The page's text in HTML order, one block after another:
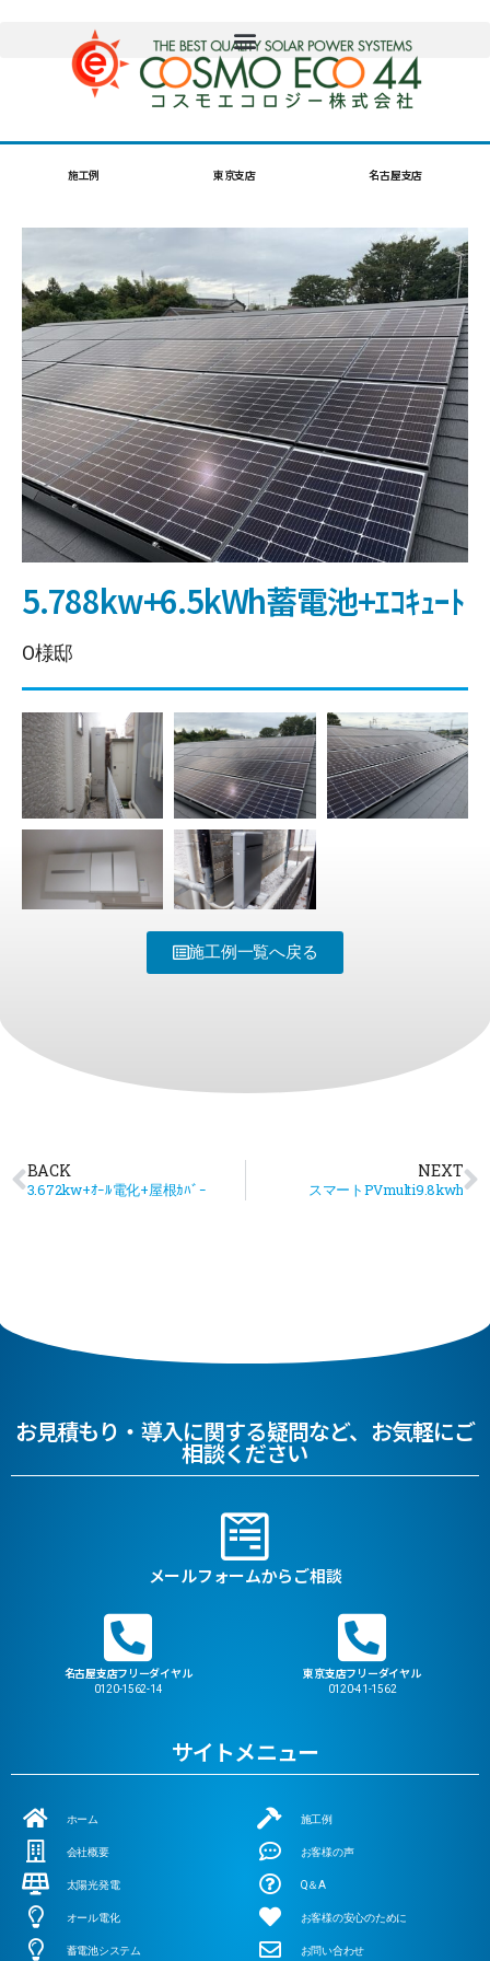
施工例 東京支店 名古屋支店
5.788kw+6.5kWh蓄電池+ｴｺｷｭｰﾄ
O様邸
施工例一覧へ戻る
BACK
3.672kw+ｵｰﾙ電化+屋根ｶﾊﾞｰ
NEXT
スマートPVmulti9.8kwh
お見積もり・導入に関する疑問など、お気軽にご
相談ください
メールフォームからご相談
名古屋支店フリーダイヤル
0120-1562-14
東京支店フリーダイヤル
0120-41-1562
サイトメニュー
ホーム
会社概要
太陽光発電
オール電化
蓄電池システム
施工例
お客様の声
Q＆A
お客様の安心のために
お問い合わせ